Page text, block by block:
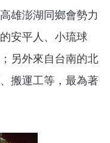
雄澎湖同鄉會勢力
安平人、小琉球
另外來自台南的北
搬運工等，最為著